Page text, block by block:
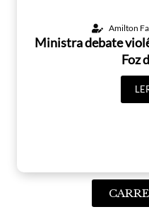
Amilton
Ministra debate
Foz